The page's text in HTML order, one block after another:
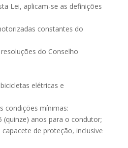
Lei, aplicam-se as definições
constantes do
do Conselho
elétricas e
condições mínimas:
(quinze) anos para o condutor;
de proteção, inclusive